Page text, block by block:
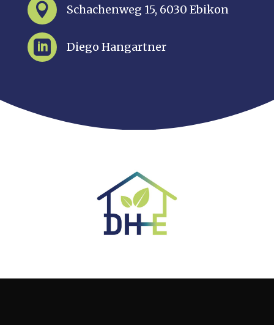
 Schachenweg 15, 6030 Ebikon
 Diego Hangartner